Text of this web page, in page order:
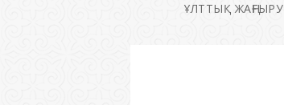
ҰЛТТЫҚ ЖАҢҒЫРУ